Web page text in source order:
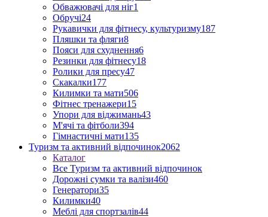
Обважювачі для ніг1
Обручі24
Рукавички для фітнесу, культуризму187
Пляшки та фляги8
Пояси для схуднення6
Резинки для фітнесу18
Ролики для пресу47
Скакалки177
Килимки та мати506
Фітнес тренажери15
Упори для віджимань43
М'ячі та фітболи394
Гімнастичні мати135
Туризм та активний відпочинок2062
Каталог
Все Туризм та активний відпочинок
Дорожні сумки та валізи460
Генератори35
Килимки40
Меблі для спортзалів44